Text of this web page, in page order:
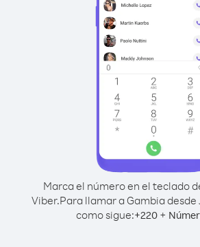
Marca el número en el teclado
Viber.Para llamar a Gambia
como sigue:+220+